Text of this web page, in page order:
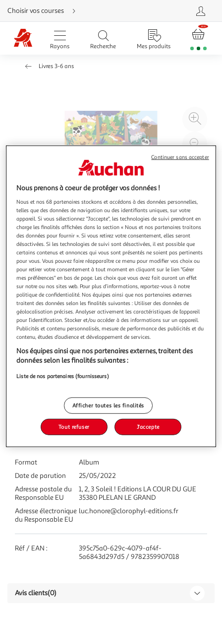
Aller
directement
au
contenu
Aller
directement
Aller
Choisir vos courses
Rayons Recherche Mes produits
Livres 3-6 ans
à
CHERCHE ET TROUVE SONORE LES ANIMAUX. 200
SONS, L'atelier Cloro
Ce livre extraordinaire propose aux jeunes enfants de
découvrir les animaux et leurs cris avec 200 puces sonores !
S'aventurer dans la jungle et frissonner en écoutant le tigre,
partir à la découverte de la savane et du rire de la hyène,
plonger dans les océans et s'émerveiller du chant de la
balein
En savoir +
Vous voulez connaître le prix de ce produit ?
Afficher le prix
Caractéristiques
Format
Album
Date de parution
25/05/2022
Adresse postale du
Responsable EU
1, 2, 3 Soleil ! Editions LA COUR DU GUE
35380 PLELAN LE GRAND
Adresse électronique
du Responsable EU
luc.honore@clorophyl-editions.fr
Réf / EAN :
395c75a0-629c-4079-af4f-
5a6843d297d5 / 9782359907018
Avis clients(0)
Nous prenons à coeur de protéger vos données !
Nous et nos 68 partenaires stockons et accédons à des données personnelles,
telles que des données de navigation ou des identifiants uniques, sur votre
appareil. Si vous sélectionnez "J'accepte", les technologies de suivi prendront en
charge les finalités affichées dans la section « Nous et nos partenaires traitons
des données pour fournir ». Si vous retirez votre consentement, elles seront
désactivées. Si les technologies de suivi sont désactivées, il est possible que
certains contenus et annonces qui vous sont présentés ne soient pas pertinents
pour vous. Vous pouvez faire réapparaître ce menu pour modifier vos choix ou
pour retirer votre consentement à tout moment en cliquant sur le lien "Gérer
mes préférences" en bas de page. Les choix que vous avez fait auront un effet
sur notre ou nos sites web. Pour plus d’informations, reportez-vous à notre
politique de confidentialité. Nos équipes ainsi que nos partenaires externes
traitent des données selon les finalités suivantes : Utiliser des données de
géolocalisation précises. Analyser activement les caractéristiques de l’appareil
pour l’identification. Stocker et/ou accéder à des informations sur un appareil.
Publicités et contenu personnalisés, mesure de performance des publicités et du
contenu, études d’audience et développement de services.
Nos équipes ainsi que nos partenaires externes, traitent des
données selon les finalités suivantes :
Liste de nos partenaires (fournisseurs)
Afficher toutes les finalités
Tout refuser J'accepte
Continuer sans accepter